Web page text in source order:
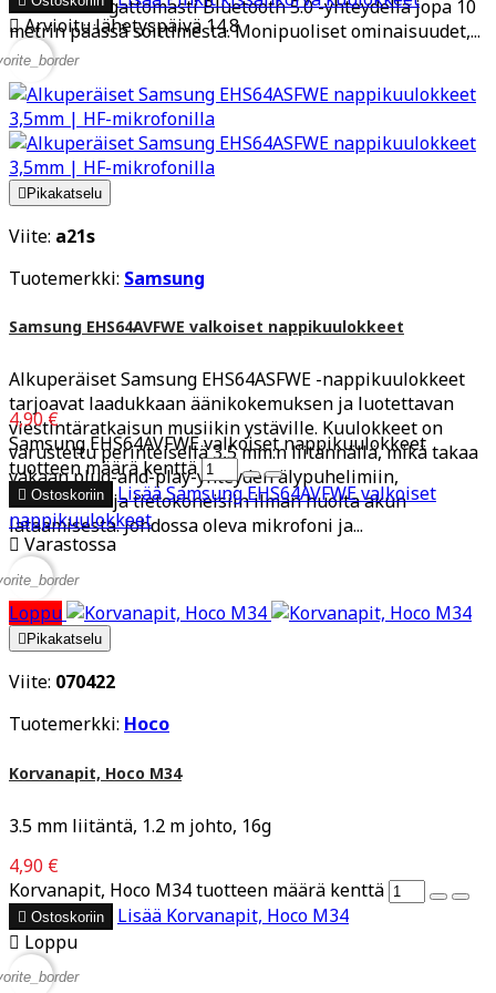
toimivat langattomasti Bluetooth 5.0 -yhteydellä jopa 10
metrin päässä soittimesta. Monipuoliset ominaisuudet,...
Arvioitu lähetyspäivä 14.8.
Pikakatselu
Viite: a21s
Tuotemerkki: Samsung
Samsung EHS64AVFWE valkoiset nappikuulokkeet
Alkuperäiset Samsung EHS64ASFWE -nappikuulokkeet
tarjoavat laadukkaan äänikokemuksen ja luotettavan
viestintäratkaisun musiikin ystäville. Kuulokkeet on
varustettu perinteisellä 3,5 mm:n liitännällä, mikä takaa
vakaan plug-and-play-yhteyden älypuhelimiin,
tabletteihin ja tietokoneisiin ilman huolta akun
lataamisesta. Johdossa oleva mikrofoni ja...
4,90 €
Samsung EHS64AVFWE valkoiset nappikuulokkeet
tuotteen määrä kenttä
 Ostoskoriin LisääSamsung EHS64AVFWE valkoiset
nappikuulokkeet
 Varastossa
Loppu
 Pikakatselu
Viite: 070422
Tuotemerkki: Hoco
Korvanapit, Hoco M34
3.5 mm liitäntä, 1.2 m johto, 16g
4,90 €
Korvanapit, Hoco M34 tuotteen määrä kenttä
 Ostoskoriin Lisää Korvanapit, Hoco M34
 Loppu